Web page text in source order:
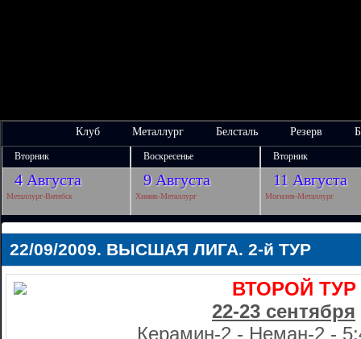
Клуб Металлург Белсталь Резерв
Вторник Воскресенье Вторник
4 Августа 9 Августа 11 Августа
Металлург-Витебск Химик-Металлург Могилев-Металлург
22/09/2009. ВЫСШАЯ ЛИГА. 2-й ТУР
ВТОРОЙ ТУР
22-23 сентября
Керамин-2 - Неман-2 -